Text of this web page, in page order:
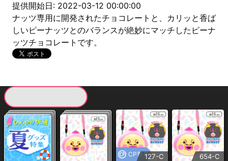
提供開始日: 2022-03-12 00:00:00
ナッツ専用に開発されたチョコレートと、カリッと香ば
しいピーナッツとのバランスが絶妙にマッチしたピーナ
ッツチョコレートです。
CP専用127-C 654-C